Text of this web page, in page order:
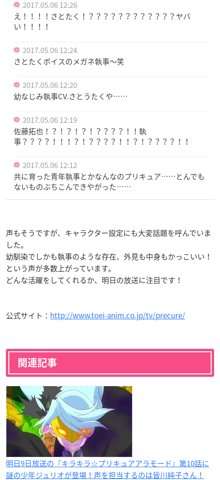
2017.05.06 12:26
え！！！！さとたく！？？？？？？？？？？？？ヤバ
い！！！！
2017.05.06 12:24
さとたくボイスのメガネ執事〜笑
2017.05.06 12:20
幼なじみ執事CV.さとうたくや……
2017.05.06 12:19
佐藤拓也！？！？！？！？？？？！！執
事？？？？！！！？！？？？？！！？！？？？？！！
2017.05.06 12:12
共に育った青年執事とかなんなのプリキュア……とんでも
ないものぶちこんできやがった……
声もそうですが、キャラクター設定にも大変話題を呼んでいま
した。
幼馴染でしかも執事のような存在、外見も中身もかっこいい！
という声が多数上がっています。
どんな活躍をしてくれるか、明日の放送に注目です！
公式サイト： http://www.toei-anim.co.jp/tv/precure/
関連記事
明日9日放送の『キラキラ☆プリキュアアラモード』第10話に
謎の少年ジュリオが登場！声を担当するのは皆川純子さん！